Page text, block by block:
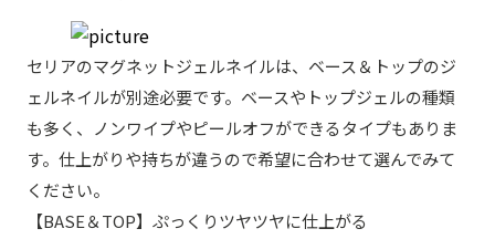
セリアのマグネットジェルネイルは、ベース＆トップのジ
ェルネイルが別途必要です。ベースやトップジェルの種類
も多く、ノンワイプやピールオフができるタイプもありま
す。仕上がりや持ちが違うので希望に合わせて選んでみて
ください。
【BASE＆TOP】ぷっくりツヤツヤに仕上がる